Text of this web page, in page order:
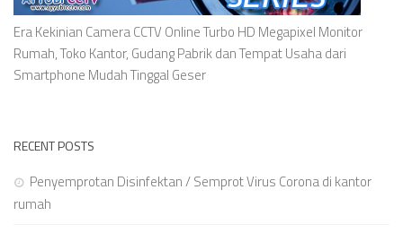
Era Kekinian Camera CCTV Online Turbo HD Megapixel Monitor
Rumah, Toko Kantor, Gudang Pabrik dan Tempat Usaha dari
Smartphone Mudah Tinggal Geser
RECENT POSTS
Penyemprotan Disinfektan / Semprot Virus Corona di kantor
rumah